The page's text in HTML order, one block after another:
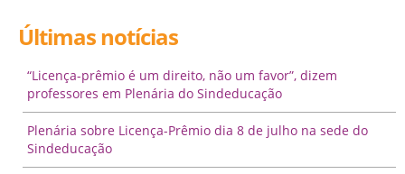
Últimas notícias
“Licença-prêmio é um direito, não um favor”, dizem
professores em Plenária do Sindeducação
Plenária sobre Licença-Prêmio dia 8 de julho na sede do
Sindeducação